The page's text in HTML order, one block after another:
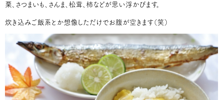
栗、さつまいも、さんま、松茸、柿などが思い浮かびます。
炊き込みご飯系とか想像しただけでお腹が空きます（笑）